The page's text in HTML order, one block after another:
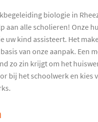
biologie in
aan alle scholieren! Onze
uw kind assisteert. Het
van onze aanpak. Een
zo zin krijgt om het
bij het schoolwerk en